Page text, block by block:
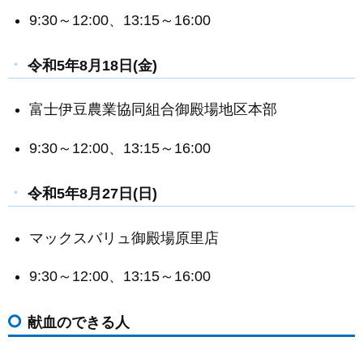
9:30～12:00、13:15～16:00
令和5年8月18日(金)
富士伊豆農業協同組合御殿場地区本部
9:30～12:00、13:15～16:00
令和5年8月27日(日)
マックスバリュ御殿場原里店
9:30～12:00、13:15～16:00
献血のできる人